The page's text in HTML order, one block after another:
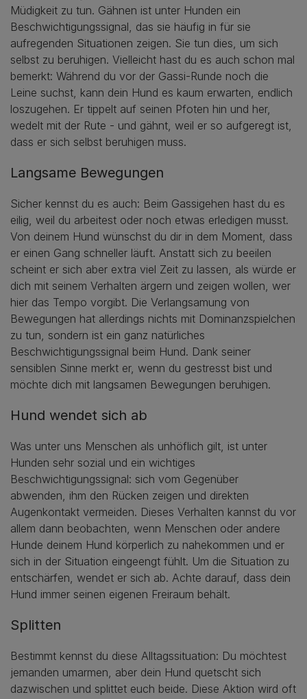
Müdigkeit zu tun. Gähnen ist unter Hunden ein
Beschwichtigungssignal, das sie häufig in für sie
aufregenden Situationen zeigen. Sie tun dies, um sich
selbst zu beruhigen. Vielleicht hast du es auch schon mal
bemerkt: Während du vor der Gassi-Runde noch die
Leine suchst, kann dein Hund es kaum erwarten, endlich
loszugehen. Er tippelt auf seinen Pfoten hin und her,
wedelt mit der Rute - und gähnt, weil er so aufgeregt ist,
dass er sich selbst beruhigen muss.
Langsame Bewegungen
Sicher kennst du es auch: Beim Gassigehen hast du es
eilig, weil du arbeitest oder noch etwas erledigen musst.
Von deinem Hund wünschst du dir in dem Moment, dass
er einen Gang schneller läuft. Anstatt sich zu beeilen
scheint er sich aber extra viel Zeit zu lassen, als würde er
dich mit seinem Verhalten ärgern und zeigen wollen, wer
hier das Tempo vorgibt. Die Verlangsamung von
Bewegungen hat allerdings nichts mit Dominanzspielchen
zu tun, sondern ist ein ganz natürliches
Beschwichtigungssignal beim Hund. Dank seiner
sensiblen Sinne merkt er, wenn du gestresst bist und
möchte dich mit langsamen Bewegungen beruhigen.
Hund wendet sich ab
Was unter uns Menschen als unhöflich gilt, ist unter
Hunden sehr sozial und ein wichtiges
Beschwichtigungssignal: sich vom Gegenüber
abwenden, ihm den Rücken zeigen und direkten
Augenkontakt vermeiden. Dieses Verhalten kannst du vor
allem dann beobachten, wenn Menschen oder andere
Hunde deinem Hund körperlich zu nahekommen und er
sich in der Situation eingeengt fühlt. Um die Situation zu
entschärfen, wendet er sich ab. Achte darauf, dass dein
Hund immer seinen eigenen Freiraum behält.
Splitten
Bestimmt kennst du diese Alltagssituation: Du möchtest
jemanden umarmen, aber dein Hund quetscht sich
dazwischen und splittet euch beide. Diese Aktion wird oft